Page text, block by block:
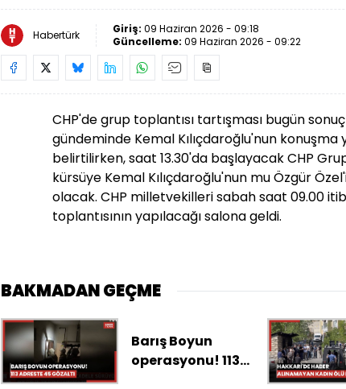
Habertürk Giriş: 09 Haziran 2026 - 09:18
Güncelleme: 09 Haziran 2026 - 09:22
CHP'de grup toplantısı tartışması bugün
gündeminde Kemal Kılıçdaroğlu'nun konuşma
belirtilirken, saat 13.30'da başlayacak CHP
kürsüye Kemal Kılıçdaroğlu'nun mu Özgür
olacak. CHP milletvekilleri sabah saat 09.00
toplantısının yapılacağı salona geldi.
BAKMADAN GEÇME
Barış Boyun
operasyonu! 113